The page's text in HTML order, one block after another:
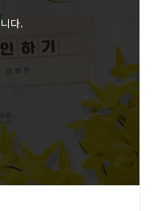
다.